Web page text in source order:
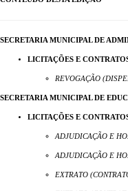
SECRETARIA MUNICIPAL DE
LICITAÇÕES E
REVOGAÇÃO
SECRETARIA MUNICIPAL DE
LICITAÇÕES E
ADJUDICAÇÃO E
ADJUDICAÇÃO E
EXTRATO